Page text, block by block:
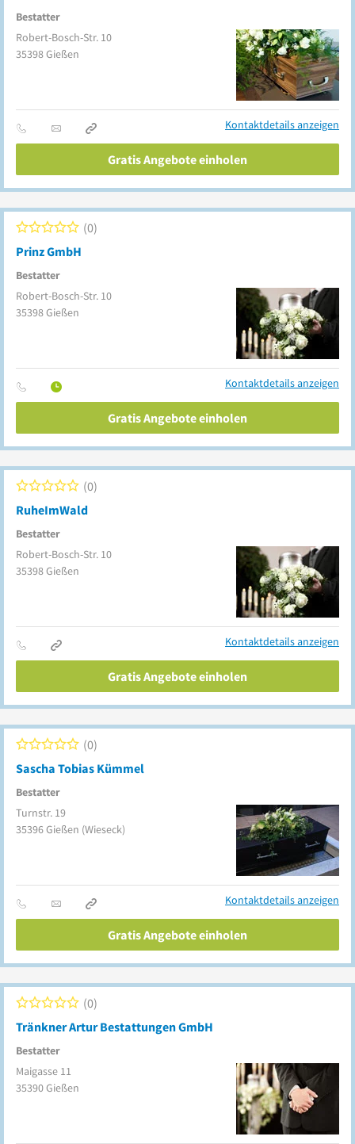
Bestatter
Robert-Bosch-Str. 10
35398Gießen
Kontaktdetails anzeigen
Gratis Angebote einholen
Prinz GmbH
Bestatter
0
Robert-Bosch-Str. 10
35398Gießen
Kontaktdetails anzeigen
Gratis Angebote einholen
RuheImWald
Bestatter
0
Robert-Bosch-Str. 10
35398Gießen
Kontaktdetails anzeigen
Gratis Angebote einholen
Sascha Tobias Kümmel
Bestatter
0
Turnstr. 19
35396Gießen (Wieseck)
Kontaktdetails anzeigen
Gratis Angebote einholen
Tränkner Artur Bestattungen GmbH
Bestatter
0
Maigasse 11
35390Gießen